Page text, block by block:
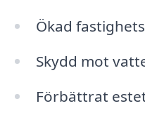
Ökad
Skydd mot
Förbättrat